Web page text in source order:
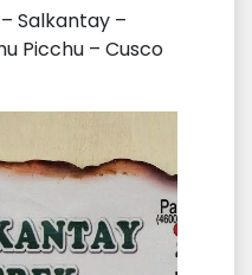
Salkantay –
Picchu – Cusco